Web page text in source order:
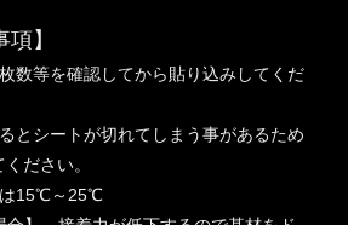
】
数等を確認してから貼り込みしてくだ
とシートが切れてしまう事があるため
ださい。
は15℃～25℃